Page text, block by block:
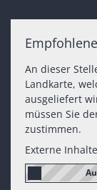
An dieser
Landkarte,
ausgeliefert
müssen Sie
zustimmen.
Externe Inhalte